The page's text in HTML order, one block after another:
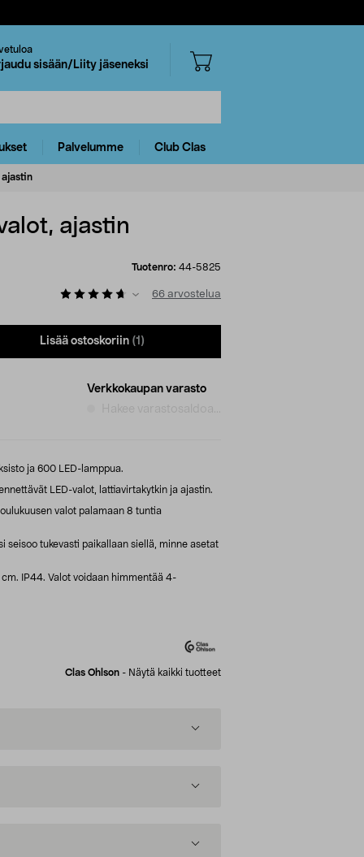
sisään/Liity jäseneksi
Palvelumme Club Clas
ajastin
ajastin
Tuotenro: 44-5825
66 arvostelua
Lisää ostoskoriin (1)
Verkkokaupan varasto
ja 600 LED-lamppua.
LED-valot, lattiavirtakytkin ja ajastin.
valot palamaan 8 tuntia
seisoo tukevasti paikallaan siellä, minne asetat
cm. IP44. Valot voidaan himmentää 4-
Clas Ohlson - Näytä kaikki tuotteet